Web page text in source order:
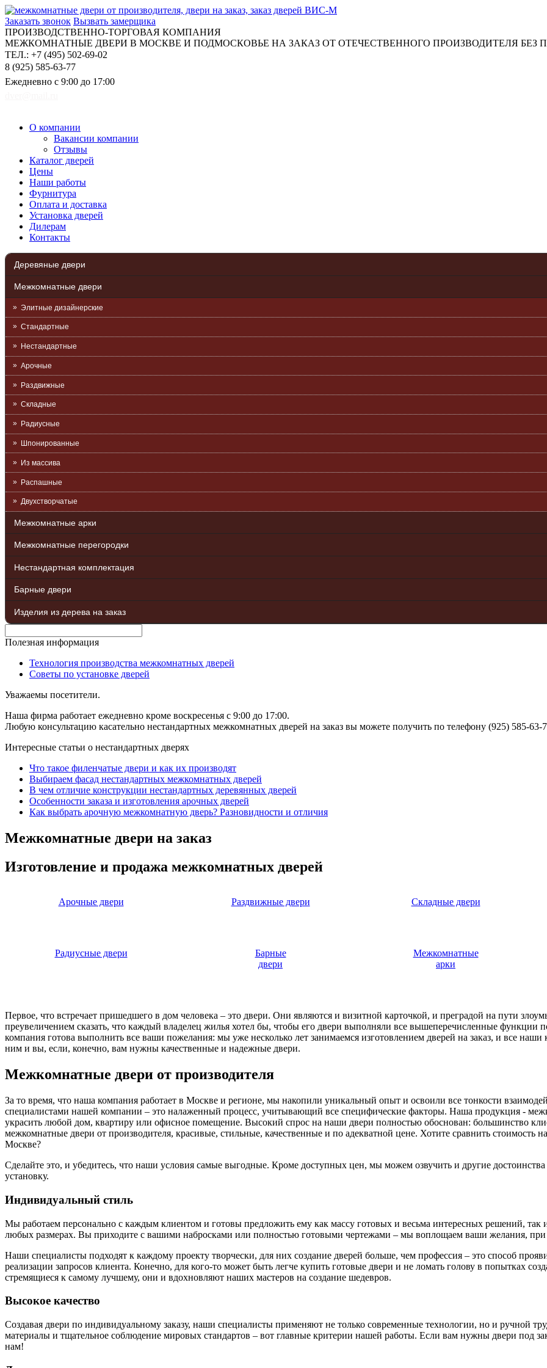
Заказать звонок Вызвать замерщика
ПРОИЗВОДСТВЕННО-ТОРГОВАЯ КОМПАНИЯ
МЕЖКОМНАТНЫЕ ДВЕРИ В МОСКВЕ И ПОДМОСКОВЬЕ НА ЗАКАЗ ОТ ОТЕЧЕСТВЕННОГО ПРОИЗВОДИТЕЛЯ БЕЗ
ТЕЛ.: +7 (495) 502-69-02
8 (925) 585-63-77
Ежедневно с 9:00 до 17:00
О компании
Вакансии компании
Отзывы
Каталог дверей
Цены
Наши работы
Фурнитура
Оплата и доставка
Установка дверей
Дилерам
Контакты
Деревяные двери
Межкомнатные двери
Элитные дизайнерские
Стандартные
Нестандартные
Арочные
Раздвижные
Складные
Радиусные
Шпонированные
Из массива
Распашные
Двухстворчатые
Межкомнатные арки
Межкомнатные перегородки
Нестандартная комплектация
Барные двери
Изделия из дерева на заказ
Полезная информация
Технология производства межкомнатных дверей
Советы по установке дверей
Уважаемы посетители.
Наша фирма работает ежедневно кроме воскресенья с 9:00 до 17:00.
Любую консультацию касательно нестандартных межкомнатных дверей на заказ вы можете получить по телефону (925) 585-63-
Интересные статьи о нестандартных дверях
Что такое филенчатые двери и как их производят
Выбираем фасад нестандартных межкомнатных дверей
В чем отличие конструкции нестандартных деревянных дверей
Особенности заказа и изготовления арочных дверей
Как выбрать арочную межкомнатную дверь? Разновидности и отличия
Межкомнатные двери на заказ
Изготовление и продажа межкомнатных дверей
Арочные двери Раздвижные двери Складные двери
Радиусные двери
Барные
двери
Межкомнатные
арки
Первое, что встречает пришедшего в дом человека – это двери. Они являются и визитной карточкой, и преградой на пути
преувеличением сказать, что каждый владелец жилья хотел бы, чтобы его двери выполняли все вышеперечисленные
компания готова выполнить все ваши пожелания: мы уже несколько лет занимаемся изготовлением дверей на заказ, и все
ним и вы, если, конечно, вам нужны качественные и надежные двери.
Межкомнатные двери от производителя
За то время, что наша компания работает в Москве и регионе, мы накопили уникальный опыт и освоили все тонкости
специалистами нашей компании – это налаженный процесс, учитывающий все специфические факторы. Наша продукция -
украсить любой дом, квартиру или офисное помещение. Высокий спрос на наши двери полностью обоснован: большинство
межкомнатные двери от производителя, красивые, стильные, качественные и по адекватной цене. Хотите сравнить
Москве?
Сделайте это, и убедитесь, что наши условия самые выгодные. Кроме доступных цен, мы можем озвучить и другие
установку.
Индивидуальный стиль
Мы работаем персонально с каждым клиентом и готовы предложить ему как массу готовых и весьма интересных решений, так
любых размерах. Вы приходите с вашими набросками или полностью готовыми чертежами – мы воплощаем ваши желания, при
Наши специалисты подходят к каждому проекту творчески, для них создание дверей больше, чем профессия – это способ
реализации запросов клиента. Конечно, для кого-то может быть легче купить готовые двери и не ломать голову в попытках
стремящиеся к самому лучшему, они и вдохновляют наших мастеров на создание шедевров.
Высокое качество
Создавая двери по индивидуальному заказу, наши специалисты применяют не только современные технологии, но и ручной
материалы и тщательное соблюдение мировых стандартов – вот главные критерии нашей работы. Если вам нужны двери под
нам!